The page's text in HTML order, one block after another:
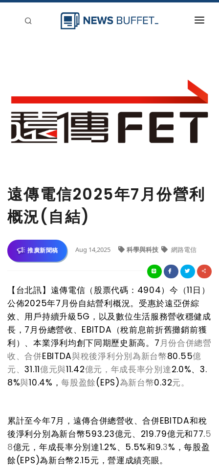
刊登
遠傳電信2025年7月份營利
概況(自結)
推廣新聞稿 Aug 14,2025 科學與科技 網路電信
【台北訊】遠傳電信（股票代碼： 4904）今（11日）
公佈2025年7月份自結營利概況。受惠於遠亞併綜
效、用戶持續升級5G ，以及數位生活服務營收穩健成
長， 7月份總營收、 EBITDA （稅前息前折舊攤銷前獲
利）、本業淨利均創下同期歷史新高。 7月份合併總營
收、合併EBITDA與稅後淨利分別為新台幣80.55億
元、31.11億元與11.42億元，年成長率分別達2.0%、3.
8%與10.4% ，每股盈餘(EPS)為新台幣0.32元。
累計至今年7月，遠傳合併總營收、合併EBITDA和稅
後淨利分別為新台幣593.23億元、 219.79億元和77.5
8億元，年成長率分別達1.2%、 5.5%和9.3% ，每股盈
餘(EPS)為新台幣2.15元，營運成績亮眼。